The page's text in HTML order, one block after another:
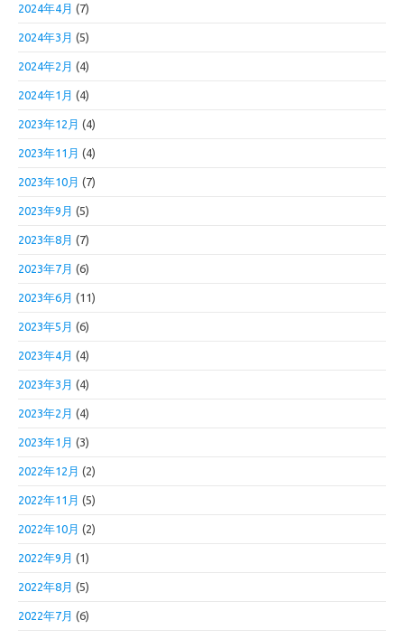
2024年4月 (7)
2024年3月 (5)
2024年2月 (4)
2024年1月 (4)
2023年12月 (4)
2023年11月 (4)
2023年10月 (7)
2023年9月 (5)
2023年8月 (7)
2023年7月 (6)
2023年6月 (11)
2023年5月 (6)
2023年4月 (4)
2023年3月 (4)
2023年2月 (4)
2023年1月 (3)
2022年12月 (2)
2022年11月 (5)
2022年10月 (2)
2022年9月 (1)
2022年8月 (5)
2022年7月 (6)